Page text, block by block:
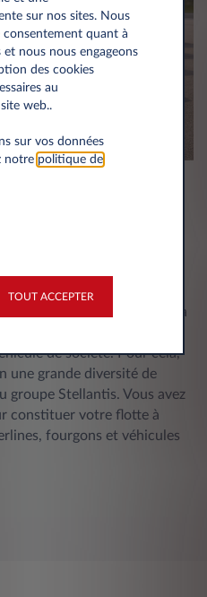
simple et
véhicules
rôle est de restituer le
chargent de toutes les
la décote et la gestion de la
choisir de reconduire le
de société. Pour cela,
une grande diversité de
groupe Stellantis. Vous avez
constituer votre flotte à
fourgons et véhicules
sur nos sites. Nous
quant à
et nous nous engageons
des cookies
au
web..
sur vos données
notre politique de
TOUT ACCEPTER